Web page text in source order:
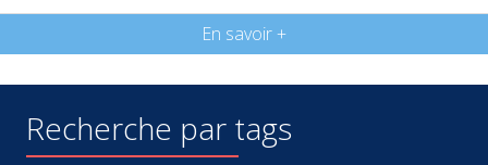
En savoir +
Recherche par tags